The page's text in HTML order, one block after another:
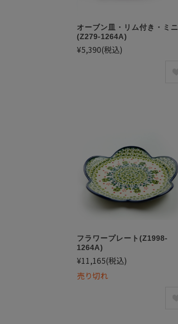
オーブン皿・リム付き・ミニ
(Z279-1264A)
¥5,390(税込)
フラワープレート(Z1998-
1264A)
¥11,165(税込)
売り切れ